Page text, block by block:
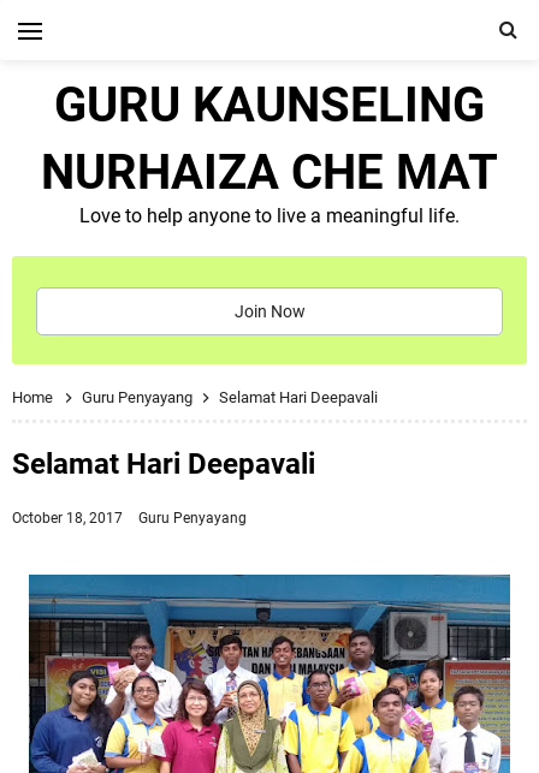
GURU KAUNSELING
NURHAIZA CHE MAT
Love to help anyone to live a meaningful life.
Join Now
Home Guru Penyayang Selamat Hari Deepavali
Selamat Hari Deepavali
October 18, 2017 Guru Penyayang